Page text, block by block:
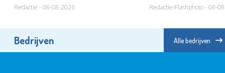
Redactie - 08-08-2026 Redactie/Flashphoto - 08-
Bedrijven Alle bedrijven